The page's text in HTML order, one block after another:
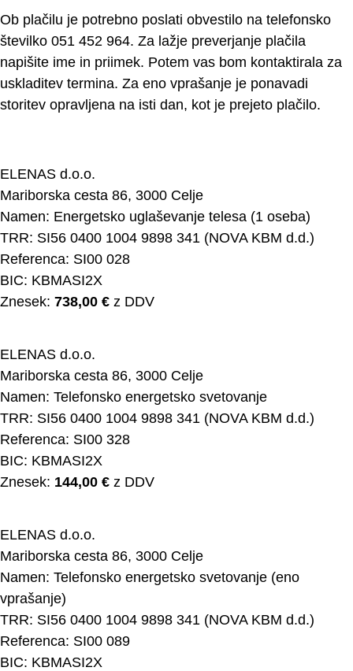
Ob plačilu je potrebno poslati obvestilo na telefonsko
številko 051 452 964. Za lažje preverjanje plačila
napišite ime in priimek. Potem vas bom kontaktirala za
uskladitev termina. Za eno vprašanje je ponavadi
storitev opravljena na isti dan, kot je prejeto plačilo.
ELENAS d.o.o.
Mariborska cesta 86, 3000 Celje
Namen: Energetsko uglaševanje telesa (1 oseba)
TRR: SI56 0400 1004 9898 341 (NOVA KBM d.d.)
Referenca: SI00 028
BIC: KBMASI2X
Znesek: 738,00 €z DDV
ELENAS d.o.o.
Mariborska cesta 86, 3000 Celje
Namen: Telefonsko energetsko svetovanje
TRR: SI56 0400 1004 9898 341 (NOVA KBM d.d.)
Referenca: SI00 328
BIC: KBMASI2X
Znesek: 144,00 €z DDV
ELENAS d.o.o.
Mariborska cesta 86, 3000 Celje
Namen: Telefonsko energetsko svetovanje (eno
vprašanje)
TRR: SI56 0400 1004 9898 341 (NOVA KBM d.d.)
Referenca: SI00 089
BIC: KBMASI2X